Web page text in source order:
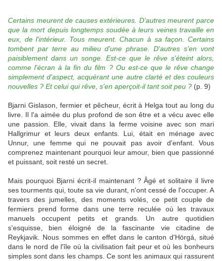
Certains meurent de causes extérieures. D'autres meurent parce
que la mort depuis longtemps soudée à leurs veines travaille en
eux, de l'intérieur. Tous meurent. Chacun à sa façon. Certains
tombent par terre au milieu d'une phrase. D'autres s'en vont
paisiblement dans un songe. Est-ce que le rêve s'éteint alors,
comme l'écran à la fin du film ? Ou est-ce que le rêve change
simplement d'aspect, acquérant une autre clarté et des couleurs
nouvelles ? Et celui qui rêve, s'en aperçoit-il tant soit peu ? (p. 9)
Bjarni Gislason, fermier et pêcheur, écrit à Helga tout au long du
livre. Il l'a aimée du plus profond de son être et a vécu avec elle
une passion. Elle, vivait dans la ferme voisine avec son mari
Hallgrimur et leurs deux enfants. Lui, était en ménage avec
Unnur, une femme qui ne pouvait pas avoir d'enfant. Vous
comprenez maintenant pourquoi leur amour, bien que passionné
et puissant, soit resté un secret.
Mais pourquoi Bjarni écrit-il maintenant ? Âgé et solitaire il livre
ses tourments qui, toute sa vie durant, n'ont cessé de l'occuper. A
travers des jumelles, des moments volés, ce petit couple de
fermiers prend forme dans une terre reculée où les travaux
manuels occupent petits et grands. Un autre quotidien
s'esquisse, bien éloigné de la fascinante vie citadine de
Reykjavik. Nous sommes en effet dans le canton d'Hörgá, situé
dans le nord de l'île où la civilisation fait peur et où les bonheurs
simples sont dans les champs. Ce sont les animaux qui rassurent